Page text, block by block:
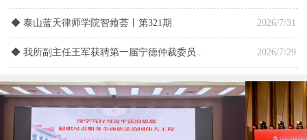
2026/7/31
◆泰山蓝天律师学院智飨荟丨第321期
2026/7/29
◆我所副主任王军获聘第一届宁德仲裁委员..